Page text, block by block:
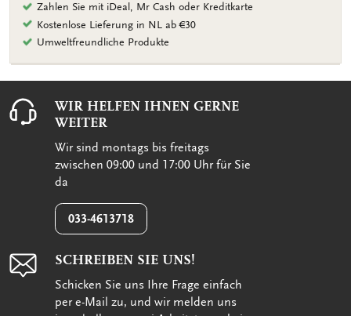
Zahlen Sie mit iDeal, Mr Cash oder Kreditkarte
Kostenlose Lieferung in NL ab €30
Umweltfreundliche Produkte
WIR HELFEN IHNEN GERNE
WEITER
Wir sind montags bis freitags
zwischen 09:00 und 17:00 Uhr für Sie
da
033-4613718
SCHREIBEN SIE UNS!
Schicken Sie uns Ihre Frage einfach
per e-Mail zu, und wir melden uns